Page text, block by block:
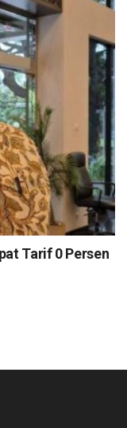
Tarif 0 Persen